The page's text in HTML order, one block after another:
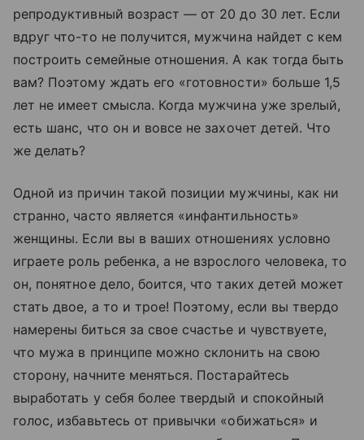
репродуктивный возраст — от 20 до 30 лет. Если
вдруг что-то не получится, мужчина найдет с кем
построить семейные отношения. А как тогда быть
вам? Поэтому ждать его «готовности» больше 1,5
лет не имеет смысла. Когда мужчина уже зрелый,
есть шанс, что он и вовсе не захочет детей. Что
же делать?
Одной из причин такой позиции мужчины, как ни
странно, часто является «инфантильность»
женщины. Если вы в ваших отношениях условно
играете роль ребенка, а не взрослого человека, то
он, понятное дело, боится, что таких детей может
стать двое, а то и трое! Поэтому, если вы твердо
намерены биться за свое счастье и чувствуете,
что мужа в принципе можно склонить на свою
сторону, начните меняться. Постарайтесь
выработать у себя более твердый и спокойный
голос, избавьтесь от привычки «обижаться» и